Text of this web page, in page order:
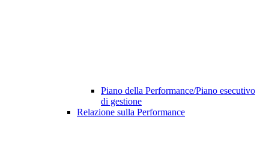
Piano della Performance/Piano esecutivo
di gestione
Relazione sulla Performance